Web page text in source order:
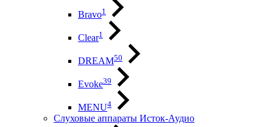
Bravo1
Clear1
DREAM50
Evoke39
MENU4
Слуховые аппараты Исток-Аудио